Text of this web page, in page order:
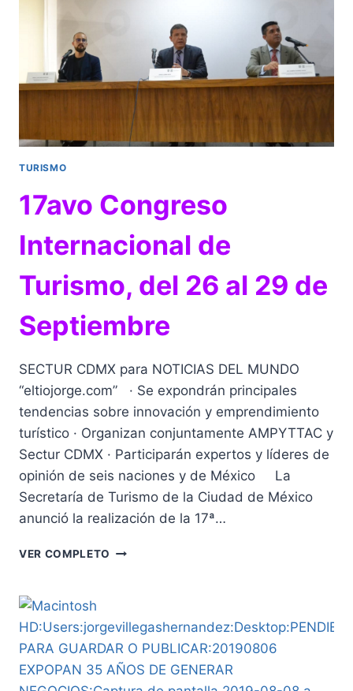
“EXPERIENCIA
GOURMET”
TURISMO
17avo Congreso
Internacional de
Turismo, del 26 al 29 de
Septiembre
SECTUR CDMX para NOTICIAS DEL MUNDO
“eltiojorge.com” · Se expondrán principales
tendencias sobre innovación y emprendimiento
turístico · Organizan conjuntamente AMPYTTAC y
Sectur CDMX · Participarán expertos y líderes de
opinión de seis naciones y de México La
Secretaría de Turismo de la Ciudad de México
anunció la realización de la 17ª…
VER COMPLETO 17AVO
DEL
26
AL